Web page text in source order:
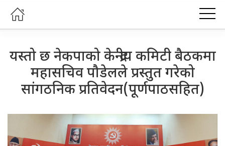
यस्तो छ नेकपाको केन्द्रीय कमिटी बैठकमा
महासचिव पौडेलले प्रस्तुत गरेको
सांगठनिक प्रतिवेदन(पूर्णपाठसहित)